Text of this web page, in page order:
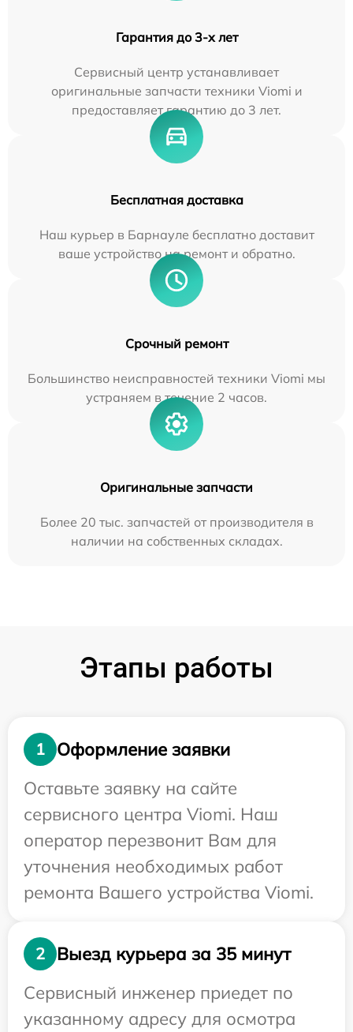
Гарантия до 3-х лет
Сервисный центр устанавливает
оригинальные запчасти техники Viomi и
предоставляет гарантию до 3 лет.
Бесплатная доставка
Наш курьер в Барнауле бесплатно доставит
ваше устройство на ремонт и обратно.
Срочный ремонт
Большинство неисправностей техники Viomi мы
устраняем в течение 2 часов.
Оригинальные запчасти
Более 20 тыс. запчастей от производителя в
наличии на собственных складах.
Этапы работы
1
Оформление заявки
Оставьте заявку на сайте
сервисного центра Viomi. Наш
оператор перезвонит Вам для
уточнения необходимых работ
ремонта Вашего устройства Viomi.
2
Выезд курьера за 35 минут
Сервисный инженер приедет по
указанному адресу для осмотра